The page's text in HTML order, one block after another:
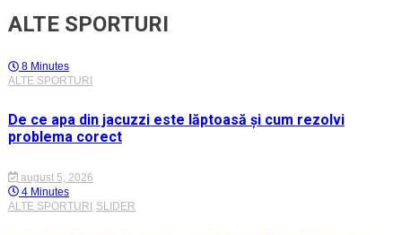
ALTE SPORTURI
8 Minutes
ALTE SPORTURI
De ce apa din jacuzzi este lăptoasă și cum rezolvi
problema corect
august 5, 2026
4 Minutes
ALTE SPORTURI SLIDER